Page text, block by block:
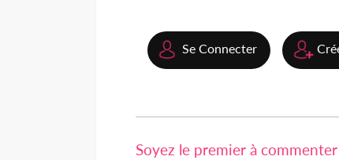
Se Connecter
Soyez le premier à